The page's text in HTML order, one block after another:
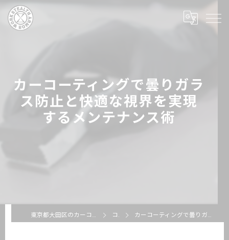
カーコーティングで曇りガラ
ス防止と快適な視界を実現
するメンテナンス術
東京都大田区のカーコーティングならSTEALTH ARMOR WORKS コラム カーコーティングで曇りガラス防止と快適な視界を実現するメンテナンス術